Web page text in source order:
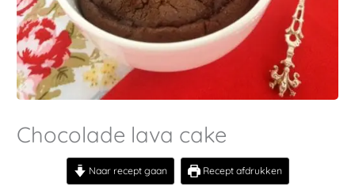
Chocolade lava cake
Naar recept gaan Recept afdrukken